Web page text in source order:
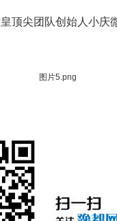
尖团队创始人小庆